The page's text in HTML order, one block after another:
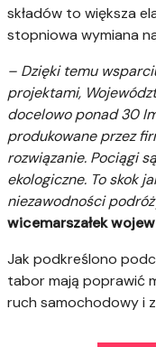
składów to większa
stopniowa wymiana
– Dzięki temu
projektami,
docelowo ponad 30
produkowane przez
rozwiązanie. Pociągi
ekologiczne. To skok
niezawodności
wicemarszałek
Jak podkreślono
tabor mają poprawić
ruch samochodowy i